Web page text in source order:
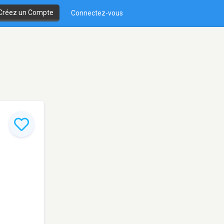
un Compte Connectez-vous